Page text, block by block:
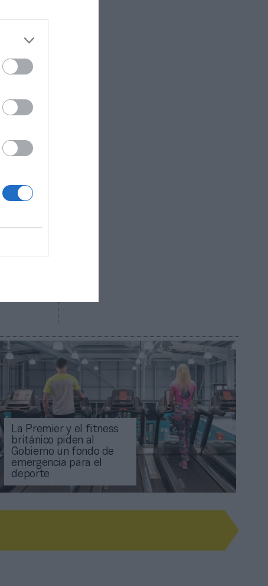
de
y del
mercado
La Premier y el fitness
británico piden al
Gobierno un fondo de
emergencia para el
deporte